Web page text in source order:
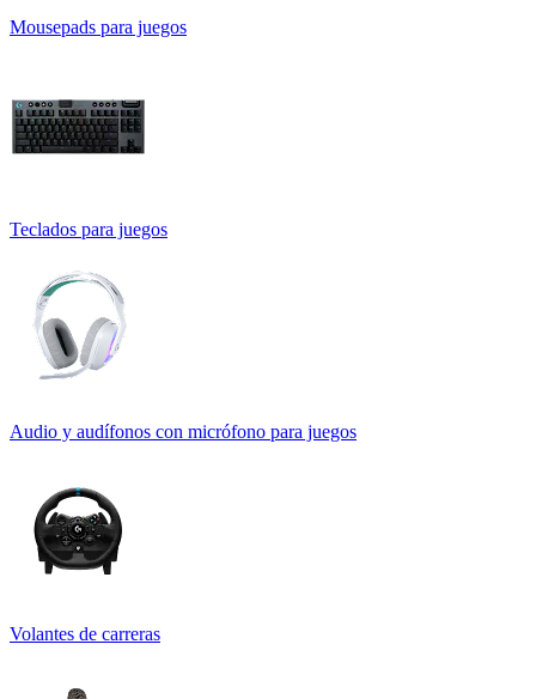
Mousepads para juegos
Teclados para juegos
Audio y audífonos con micrófono para juegos
Volantes de carreras